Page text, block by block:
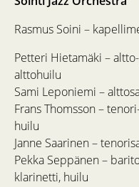
Rasmus Soini –
Petteri Hietamäki –
alttohuilu
Sami Leponiemi –
Frans Thomsson –
huilu
Janne Saarinen –
Pekka Seppänen –
klarinetti, huilu